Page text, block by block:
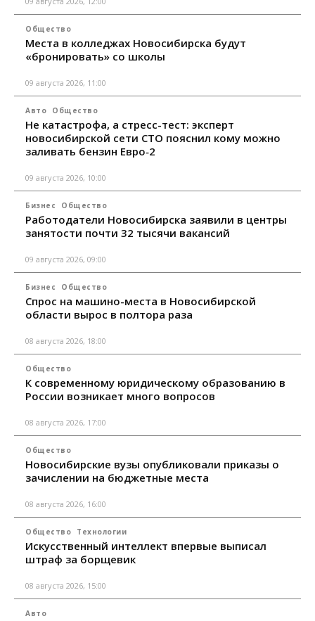
Общество
Места в колледжах Новосибирска будут
«бронировать» со школы
09 августа 2026, 11:00
Авто Общество
Не катастрофа, а стресс-тест: эксперт
новосибирской сети СТО пояснил кому можно
заливать бензин Евро‑2
09 августа 2026, 10:00
Бизнес Общество
Работодатели Новосибирска заявили в центры
занятости почти 32 тысячи вакансий
09 августа 2026, 09:00
Бизнес Общество
Спрос на машино-места в Новосибирской
области вырос в полтора раза
08 августа 2026, 18:00
Общество
К современному юридическому образованию в
России возникает много вопросов
08 августа 2026, 17:00
Общество
Новосибирские вузы опубликовали приказы о
зачислении на бюджетные места
08 августа 2026, 16:00
Общество Технологии
Искусственный интеллект впервые выписал
штраф за борщевик
08 августа 2026, 15:00
Авто